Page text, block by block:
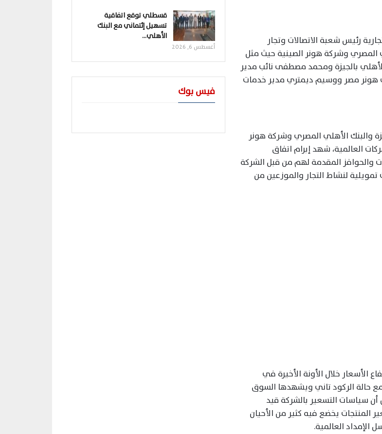
رئيس شعبة الاتصالات وتجار
المصري وشركة هونر الصينية حيث مثل
بالجيزة ومحمد مصطفى نائب مدير
هونر مصر ووسيم ديمتري مدير خدمات
والبنك الأهلي المصري وشركة هونر
العالمية، شهد إبرام اتفاق
والحوافز المقدمة لهم من قبل الشركة
لنشاط التجار والموزعين من
الأسعار خلال الأونة الأخيرة في
حالة الركود تاني ويشهدها السوق
سياسات التسعير بالشركة قيد
المنتجات يخضع فيه كثير من الأحيان
الإمداد العالمية.
قسطلي توقع اتفاقية
تسهيل إئتماني مع البنك
الأهلي…
أغسطس 6, 2026
فيس بوك